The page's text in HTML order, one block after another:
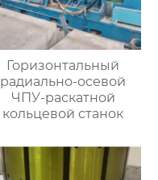
Горизонтальный
радиально-осевой
ЧПУ-раскатной
кольцевой станок